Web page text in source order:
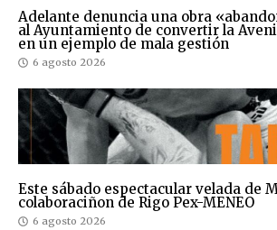
Adelante denuncia una obra
al Ayuntamiento de convertir la
en un ejemplo de mala gestión
6 agosto 2026
Este sábado espectacular velada de
colaboraciñon de Rigo Pex-MENEO
6 agosto 2026